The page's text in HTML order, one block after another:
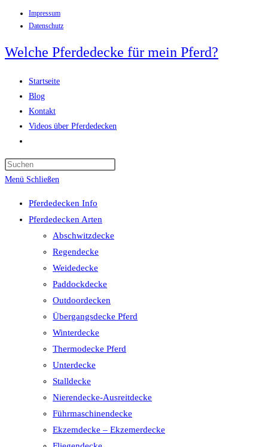
Inhalt
Impressum
Datenschutz
Welche Pferdedecke für mein Pferd?
Startseite
Blog
Kontakt
Videos über Pferdedecken
umschalten
Menü Schließen
Pferdedecken Info
Pferdedecken Arten
Abschwitzdecke
Regendecke
Weidedecke
Paddockdecke
Outdoordecken
Übergangsdecke Pferd
Winterdecke
Thermodecke Pferd
Unterdecke
Stalldecke
Nierendecke-Ausreitdecke
Führmaschinendecke
Ekzemdecke – Ekzemerdecke